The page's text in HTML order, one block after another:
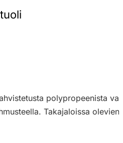
polypropeenista
Takajaloissa